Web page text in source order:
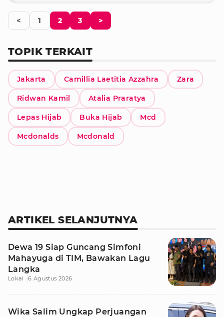
< 1 2 3 >
TOPIK TERKAIT
Jakarta Camillia Laetitia Azzahra Zara
Ridwan Kamil Atalia Praratya
Lepas Hijab Buka Hijab Mcd
Mcdonalds Mcdonald
ARTIKEL SELANJUTNYA
Dewa 19 Siap Guncang Simfoni
Mahayuga di TIM, Bawakan Lagu
Langka
Lokal 6 Agustus 2026
Wika Salim Ungkap Perjuangan